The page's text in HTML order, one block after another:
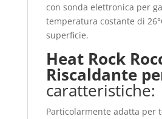
con sonda elettronica per
temperatura costante di
superficie.
Heat Rock
Riscaldante
caratteristiche:
Particolarmente adatta per